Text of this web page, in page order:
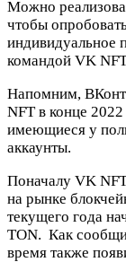
Можно
чтобы
индивидуальное
командой VK
Напомним,
NFT в конце
имеющиеся у
аккаунты.
Поначалу VK
на рынке
текущего года
TON. Как
время также